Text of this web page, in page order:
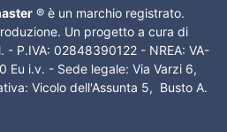
® è un marchio registrato.
Un progetto a cura di
- P.IVA: 02848390122 - NREA: VA-
Eu i.v. - Sede legale: Via Varzi 6,
Vicolo dell'Assunta 5, Busto A.